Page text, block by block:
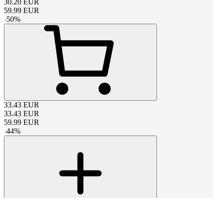
59.99 EUR
-50%
33.43 EUR
33.43 EUR
59.99 EUR
-44%